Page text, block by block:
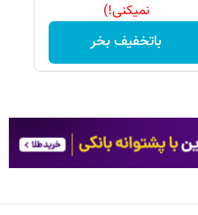
نمیکنی!)
باتخفیف بخر